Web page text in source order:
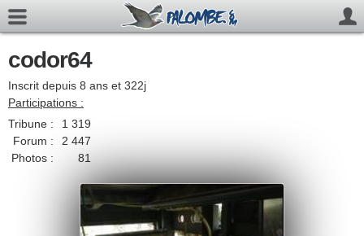
codor64
Inscrit depuis 8 ans et 322j
Participations :
Tribune :
1 319
Forum :
2 447
Photos :
81